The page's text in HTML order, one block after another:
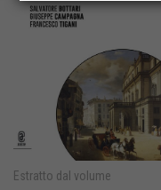
Estratto dal volume